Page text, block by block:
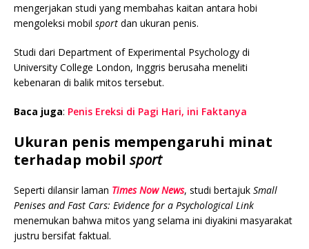
mengerjakan studi yang membahas kaitan antara hobi
mengoleksi mobil sport dan ukuran penis.
Studi dari Department of Experimental Psychology di
University College London, Inggris berusaha meneliti
kebenaran di balik mitos tersebut.
Baca juga: Penis Ereksi di Pagi Hari, ini Faktanya
Ukuran penis mempengaruhi minat
terhadap mobil sport
Seperti dilansir laman Times Now News, studi bertajuk Small
Penises and Fast Cars: Evidence for a Psychological Link
menemukan bahwa mitos yang selama ini diyakini masyarakat
justru bersifat faktual.